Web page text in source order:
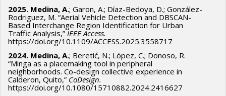
2025. Medina, A.; Garon, A.; Díaz-Bedoya, D.; González-
Rodriguez, M. “Aerial Vehicle Detection and DBSCAN-
Based Interchange Region Identification for Urban
Traffic Analysis,”IEEE Access.
https://doi.org/10.1109/ACCESS.2025.3558717
2024. Medina, A.; Beretić, N.; López, C.; Donoso, R.
“Minga as a placemaking tool in peripheral
neighborhoods. Co-design collective experience in
Calderon, Quito,” CoDesign.
https://doi.org/10.1080/15710882.2024.2416627